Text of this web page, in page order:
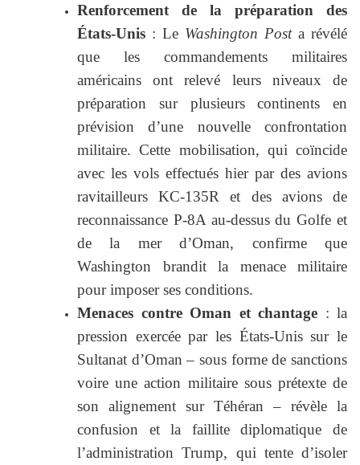
Renforcement de la préparation des
États-Unis : Le Washington Posta révélé
que les commandements militaires
américains ont relevé leurs niveaux de
préparation sur plusieurs continents en
prévision d’une nouvelle confrontation
militaire. Cette mobilisation, qui coïncide
avec les vols effectués hier par des avions
ravitailleurs KC-135R et des avions de
reconnaissance P-8A au-dessus du Golfe et
de la mer d’Oman, confirme que
Washington brandit la menace militaire
pour imposer ses conditions.
Menaces contre Oman et chantage : la
pression exercée par les États-Unis sur le
Sultanat d’Oman – sous forme de sanctions
voire une action militaire sous prétexte de
son alignement sur Téhéran – révèle la
confusion et la faillite diplomatique de
l’administration Trump, qui tente d’isoler